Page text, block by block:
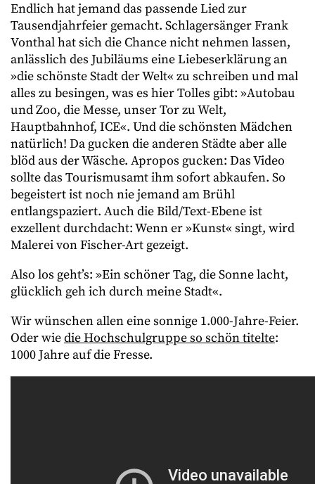
Endlich hat jemand das passende Lied zur
Tausendjahrfeier gemacht. Schlagersänger Frank
Vonthal hat sich die Chance nicht nehmen lassen,
anlässlich des Jubiläums eine Liebeserklärung an
»die schönste Stadt der Welt« zu schreiben und mal
alles zu besingen, was es hier Tolles gibt: »Autobau
und Zoo, die Messe, unser Tor zu Welt,
Hauptbahnhof, ICE«. Und die schönsten Mädchen
natürlich! Da gucken die anderen Städte aber alle
blöd aus der Wäsche. Apropos gucken: Das Video
sollte das Tourismusamt ihm sofort abkaufen. So
begeistert ist noch nie jemand am Brühl
entlangspaziert. Auch die Bild/Text-Ebene ist
exzellent durchdacht: Wenn er »Kunst« singt, wird
Malerei von Fischer-Art gezeigt.
Also los geht’s: »Ein schöner Tag, die Sonne lacht,
glücklich geh ich durch meine Stadt«.
Wir wünschen allen eine sonnige 1.000-Jahre-Feier.
Oder wiedie Hochschulgruppe so schön titelte:
1000 Jahre auf die Fresse.